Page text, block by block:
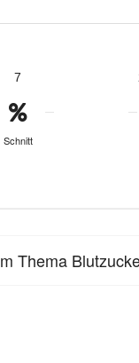
7
Schnitt
Thema